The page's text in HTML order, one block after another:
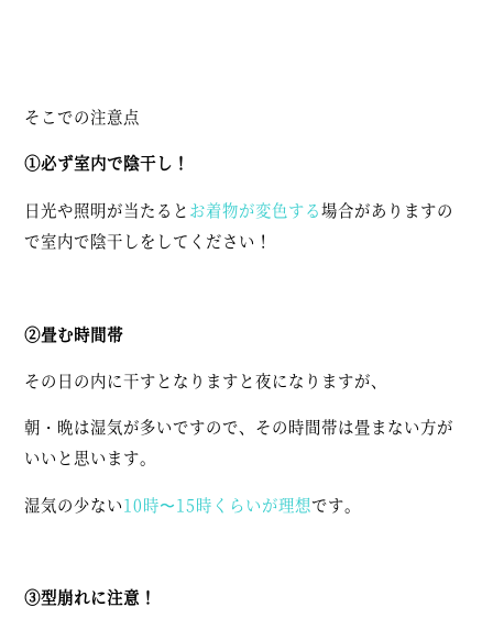
そこでの注意点
①必ず室内で陰干し！
日光や照明が当たると お着物が変色する場合がありますの
で室内で陰干しをしてください！
②畳む時間帯
その日の内に干すとなりますと夜になりますが、
朝・晩は湿気が多いですので、その時間帯は畳まない方が
いいと思います。
湿気の少ない10時〜15時くらいが理想です。
③型崩れに注意！